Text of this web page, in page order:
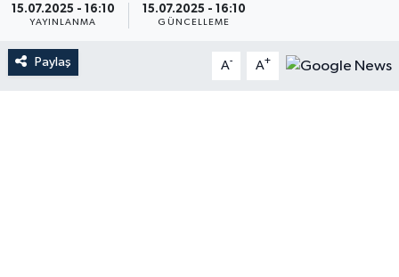
15.07.2025 - 16:10
YAYINLANMA
15.07.2025 - 16:10
GÜNCELLEME
Paylaş A- A+
Eğitim
Kültür Sanat
Tüm Manşetler
Son Dakika Haberleri